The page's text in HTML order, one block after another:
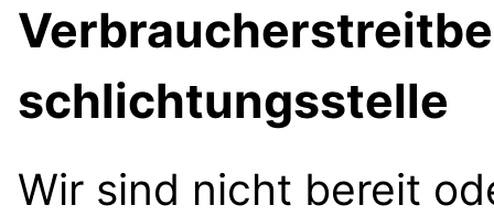
schlichtungs­stelle
Wir sind nicht bereit